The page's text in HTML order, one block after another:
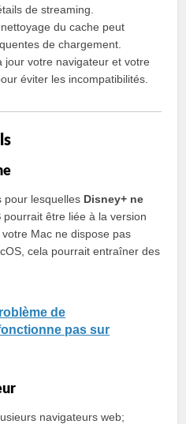
de streaming.
du cache peut
de chargement.
jour votre navigateur et votre
éviter les incompatibilités.
pour lesquelles Disney+ ne
pourrait être liée à la version
Mac ne dispose pas
cela pourrait entraîner des
de
pas sur
navigateurs web;